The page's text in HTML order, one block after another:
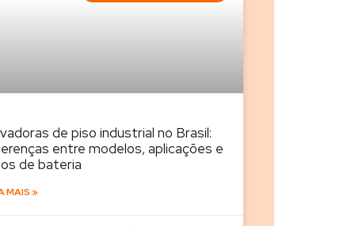
de piso industrial no Brasil:
entre modelos, aplicações e
de bateria
MAIS »